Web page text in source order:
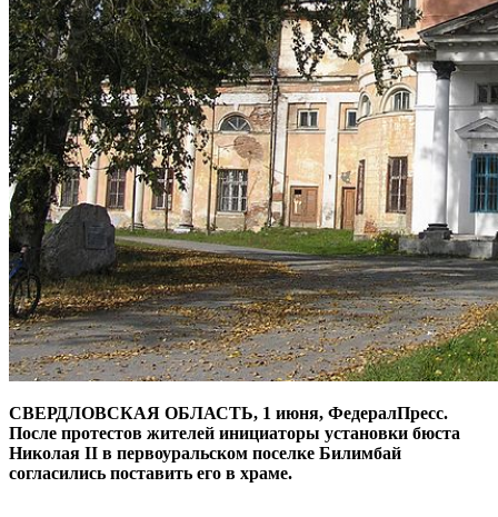
СВЕРДЛОВСКАЯ ОБЛАСТЬ, 1 июня, ФедералПресс.
После протестов жителей инициаторы установки бюста
Николая II в первоуральском поселке Билимбай
согласились поставить его в храме.